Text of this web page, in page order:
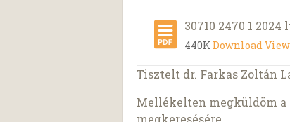
30710 2470 1
440KDownload
Tisztelt dr. Farkas Zoltán
Mellékelten megküldöm
megkeresésére.